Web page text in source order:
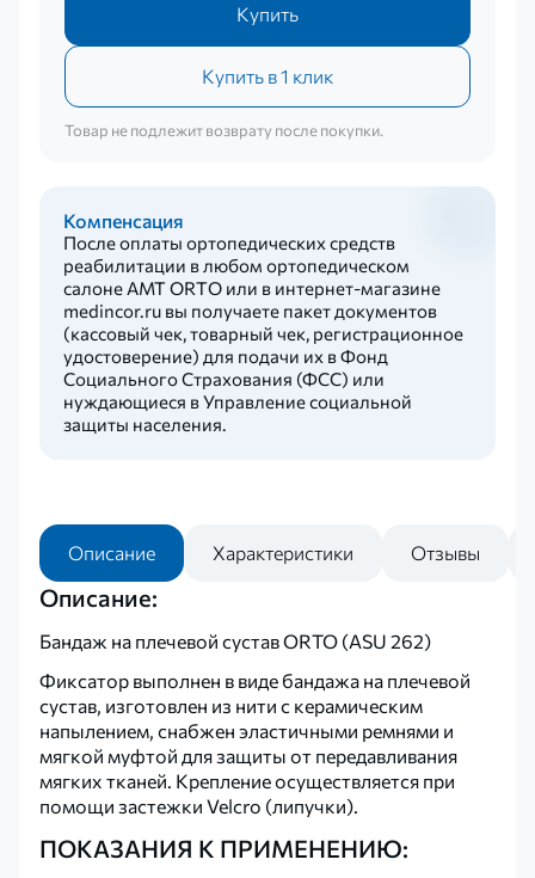
Компенсация
После оплаты ортопедических средств
реабилитации в любом ортопедическом
салоне AMT ORTO или в интернет-магазине
medincor.ru вы получаете пакет документов
(кассовый чек, товарный чек, регистрационное
удостоверение) для подачи их в Фонд
Социального Страхования (ФСС) или
нуждающиеся в Управление социальной
защиты населения.
Купить
Купить в 1 клик
Товар не подлежит возврату после покупки.
Описание Характеристики Отзывы
Описание:
Бандаж на плечевой сустав ORTO (ASU 262)
Фиксатор выполнен в виде бандажа на плечевой
сустав, изготовлен из нити с керамическим
напылением, снабжен эластичными ремнями и
мягкой муфтой для защиты от передавливания
мягких тканей. Крепление осуществляется при
помощи застежки Velcro (липучки).
ПОКАЗАНИЯ К ПРИМЕНЕНИЮ: